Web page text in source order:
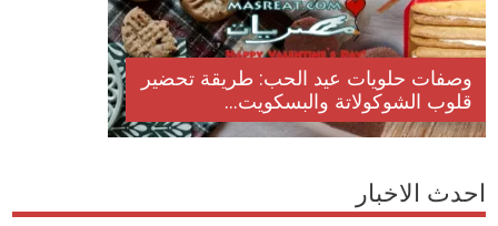
وصفات حلويات عيد الحب: طريقة تحضير
قلوب الشوكولاتة والبسكويت...
احدث الاخبار